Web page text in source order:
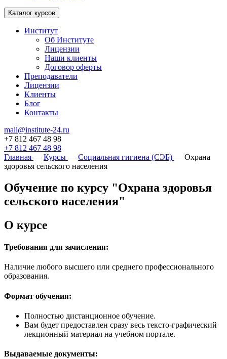
Каталог курсов
Институт
Об Институте
Лицензии
Наши клиенты
Договор оферты
Преподаватели
Лицензии
Клиенты
Блог
Контакты
mail@institute-24.ru
+7 812 467 48 98
+7 812 467 48 98
Главная — Курсы — Социальная гигиена (СЭБ) — Охрана
здоровья сельского населения
Обучение по курсу "Охрана здоровья
сельского населения"
О курсе
Требования для зачисления:
Наличие любого высшего или среднего профессионального
образования.
Формат обучения:
Полностью дистанционное обучение.
Вам будет предоставлен сразу весь тексто-графический
лекционный материал на учебном портале.
Выдаваемые документы: